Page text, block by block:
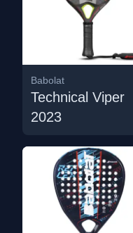
Babolat
Technical Viper
2023